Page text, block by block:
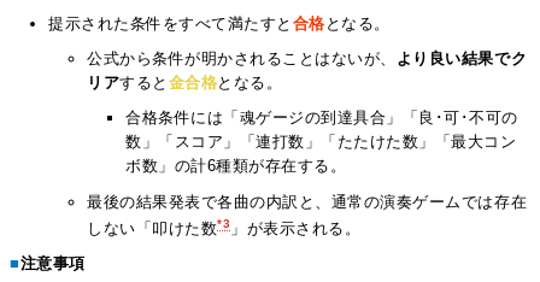
提示された条件をすべて満たすと 合格 となる。
公式から条件が明かされることはないが、 より良い結果でク
リアすると 金合格となる。
合格条件には「魂ゲージの到達具合」「良･可･不可の
数」「スコア」「連打数」「たたけた数」「最大コン
ボ数」の計6種類が存在する。
最後の結果発表で各曲の内訳と、通常の演奏ゲームでは存在
しない「叩けた数*3 」が表示される。
■注意事項